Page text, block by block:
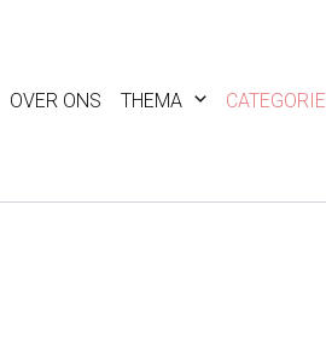
OVER ONS THEMA CATEGORIE